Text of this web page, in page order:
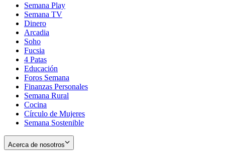
Semana Play
Semana TV
Dinero
Arcadia
Soho
in
new
window
Fucsia
in
new
window
4 Patas
Educación
Foros Semana
Finanzas Personales
Semana Rural
Cocina
Círculo de Mujeres
Semana Sostenible
Acerca de nosotros